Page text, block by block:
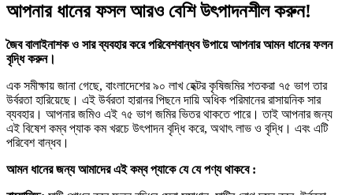
আপনার ধানের ফসল আরও বেশি উৎপাদনশীল করুন!
জৈব বালাইনাশক ও সার ব্যবহার করে পরিবেশবান্ধব উপায়ে আপনার আমন ধানের ফলন
বৃদ্ধি করুন।
এক সমীক্ষায় জানা গেছে, বাংলাদেশের ৯০ লাখ হেক্টর কৃষিজমির শতকরা ৭৫ ভাগ তার
উর্বরতা হারিয়েছে। এই উর্বরতা হারানর পিছনে দায়ি অধিক পরিমানের রাসায়নিক সার
ব্যবহার। আপনার জমিও এই ৭৫ ভাগ জমির ভিতর থাকতে পারে। তাই আপনার জন্য
এই বিষেশ কম্ব প্যাক কম খরচে উৎপাদন বৃদ্ধি করে, অথাৎ লাভ ও বৃদ্ধি। এবং এটি
পরিবেশ বান্ধব।
আমন ধানের জন্য আমাদের এই কম্ব প্যাকে যে যে পণ্য থাকবে :